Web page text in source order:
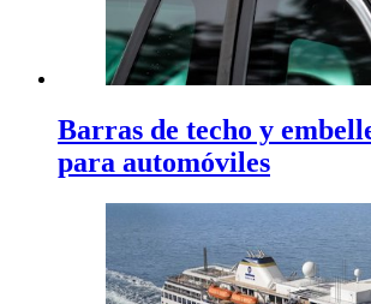
Barras de techo y
para automóviles